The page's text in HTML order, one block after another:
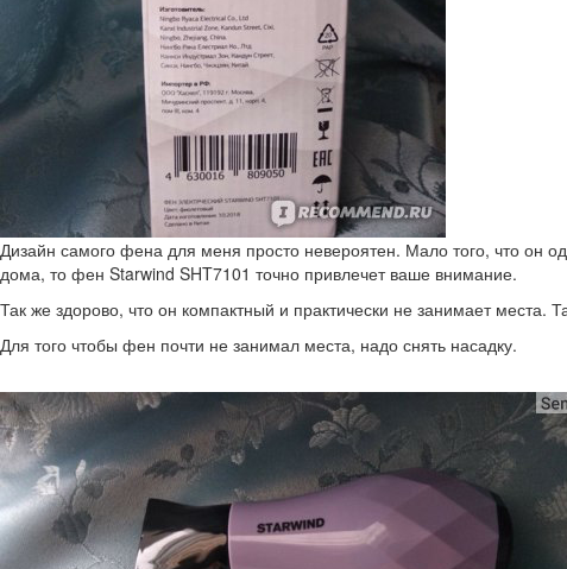
Дизайн самого фена для меня просто невероятен. Мало того, что он
дома, то фен Starwind SHT7101 точно привлечет ваше внимание.
Так же здорово, что он компактный и практически не занимает места.
Для того чтобы фен почти не занимал места, надо снять насадку.